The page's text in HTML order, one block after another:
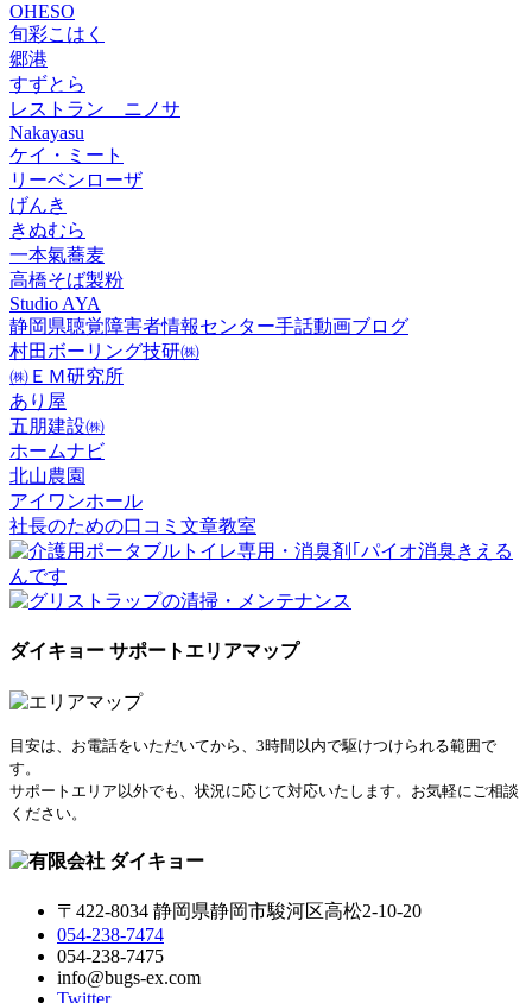
OHESO
旬彩こはく
郷港
すずとら
レストラン ニノサ
Nakayasu
ケイ・ミート
リーベンローザ
げんき
きぬむら
一本氣蕎麦
高橋そば製粉
Studio AYA
静岡県聴覚障害者情報センター手話動画ブログ
村田ボーリング技研㈱
㈱ＥＭ研究所
あり屋
五朋建設㈱
ホームナビ
北山農園
アイワンホール
社長のための口コミ文章教室
ダイキョー サポートエリアマップ
目安は、お電話をいただいてから、3時間以内で駆けつけられる範囲で
す。
サポートエリア以外でも、状況に応じて対応いたします。お気軽にご相談
ください。
〒422-8034 静岡県静岡市駿河区高松2-10-20
054-238-7474
054-238-7475
info@bugs-ex.com
Twitter